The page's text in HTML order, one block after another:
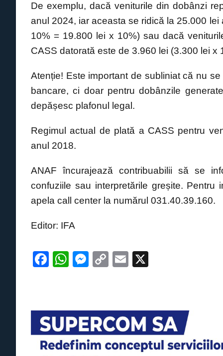
De exemplu, dacă veniturile din dobânzi
anul 2024, iar aceasta se ridică la 25.000
10% = 19.800 lei x 10%) sau dacă
CASS datorată este de 3.960 lei (3.300 lei x
Atenție! Este important de subliniat că nu
bancare, ci doar pentru dobânzile
depășesc plafonul legal.
Regimul actual de plată a CASS pentru
anul 2018.
ANAF încurajează contribuabilii să se
confuziile sau interpretările greșite. Pentru
apela call center la numărul 031.40.39.160.
Editor: IFA
F
e
b
o
W
s
A
p
M
e
n
g
C
y
Li
n
E